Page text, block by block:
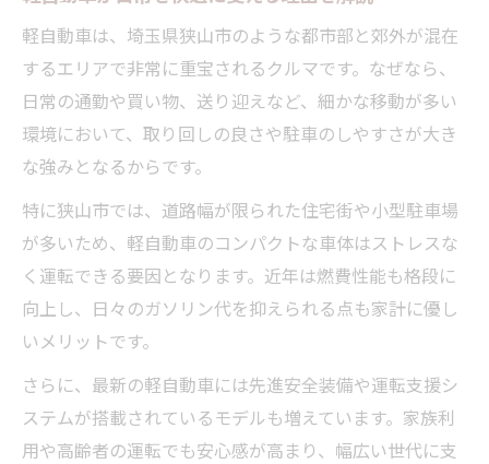
軽SUVの積載性や走行性能を比較しよう
狭山市で軽自動車を比べる際の着眼点
軽自動車同士を比較するための着眼点
狭山市で軽自動車在庫をチェックする方法
保証内容やアフターサービスの重要性
狭山市周辺の店舗選びで気を付けること
予算内で満足できる車探しのコツを伝授
軽自動車を予算内で選ぶためのコツを紹介
価格だけでなく総額や諸費用も比較しよう
狭山市でお得な軽自動車を見つけるポイン
ト
軽自動車は、埼玉県狭山市のような都市部と郊外が混在
するエリアで非常に重宝されるクルマです。なぜなら、
日常の通勤や買い物、送り迎えなど、細かな移動が多い
環境において、取り回しの良さや駐車のしやすさが大き
な強みとなるからです。
特に狭山市では、道路幅が限られた住宅街や小型駐車場
が多いため、軽自動車のコンパクトな車体はストレスな
く運転できる要因となります。近年は燃費性能も格段に
向上し、日々のガソリン代を抑えられる点も家計に優し
いメリットです。
さらに、最新の軽自動車には先進安全装備や運転支援シ
ステムが搭載されているモデルも増えています。家族利
用や高齢者の運転でも安心感が高まり、幅広い世代に支